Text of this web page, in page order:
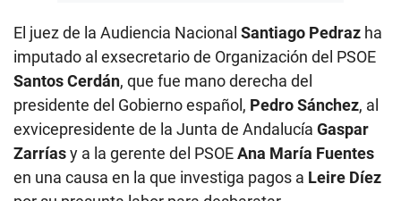
El juez de la Audiencia Nacional Santiago Pedraz ha
imputado al exsecretario de Organización del PSOE
Santos Cerdán, que fue mano derecha del
presidente del Gobierno español, Pedro Sánchez, al
exvicepresidente de la Junta de Andalucía Gaspar
Zarríasy a la gerente del PSOEAna María Fuentes
en una causa en la que investiga pagos a Leire Díez